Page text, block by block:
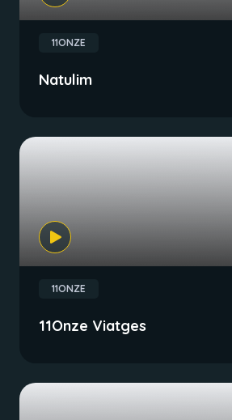
11ONZE
Natulim
11ONZE
11Onze Viatges